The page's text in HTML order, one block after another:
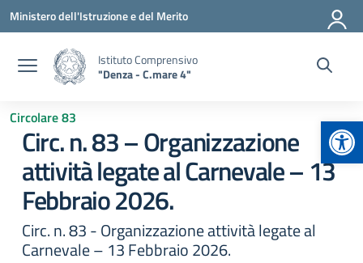
Vai ai contenuti
Vai al menu di navigazione
Vai al footer
Ministero dell'Istruzione e del Merito
Istituto Comprensivo
"Denza - C.mare 4"
Circolare 83
Circ. n. 83 – Organizzazione
attività legate al Carnevale – 13
Febbraio 2026.
Circ. n. 83 - Organizzazione attività legate al
Carnevale – 13 Febbraio 2026.